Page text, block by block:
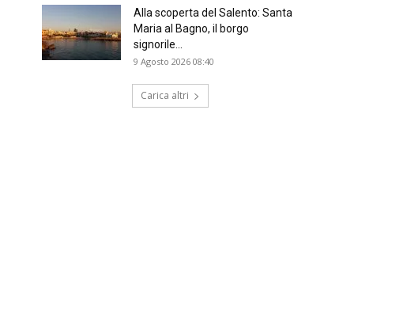
Alla scoperta del Salento: Santa
Maria al Bagno, il borgo
signorile...
9 Agosto 2026 08:40
Carica altri